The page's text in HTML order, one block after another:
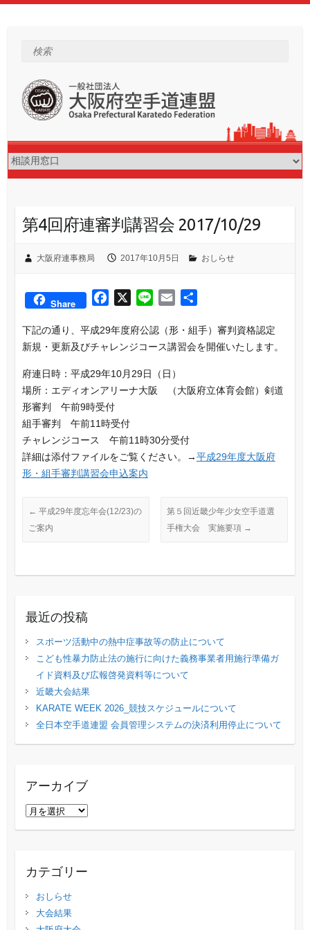
検索
第4回府連審判講習会 2017/10/29
大阪府連事務局 2017年10月5日 おしらせ
Share
c
e
o
o
k
n
e
a
i
下記の通り、平成29年度府公認（形・組手）審判資格認定
新規・更新及びチャレンジコース講習会を開催いたします。
府連日時：平成29年10月29日（日）
場所：エディオンアリーナ大阪 （大阪府立体育会館）剣道
形審判 午前9時受付
組手審判 午前11時受付
チャレンジコース 午前11時30分受付
詳細は添付ファイルをご覧ください。→平成29年度大阪府
形・組手審判講習会申込案内
← 平成29年度忘年会(12/23)の
ご案内
第５回近畿少年少女空手道選
手権大会 実施要項 →
最近の投稿
スポーツ活動中の熱中症事故等の防止について
こども性暴力防止法の施行に向けた義務事業者用施行準備ガ
イド資料及び広報啓発資料等について
近畿大会結果
KARATE WEEK 2026_競技スケジュールについて
全日本空手道連盟 会員管理システムの決済利用停止について
アーカイブ
ア
ー
ブ
カテゴリー
おしらせ
大会結果